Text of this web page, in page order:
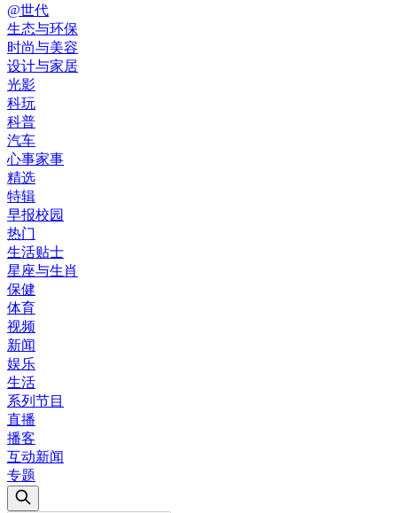
@世代
生态与环保
时尚与美容
设计与家居
光影
科玩
科普
汽车
心事家事
精选
特辑
早报校园
热门
生活贴士
星座与生肖
保健
体育
视频
新闻
娱乐
生活
系列节目
直播
播客
互动新闻
专题